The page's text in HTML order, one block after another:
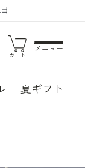
カート
メニュー
夏ギフト